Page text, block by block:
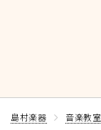
島村楽器 音楽教室